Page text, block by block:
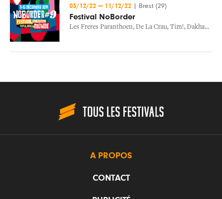
03/12/22 — 11/12/22 Brest (29)
Festival NoBorder
Les Freres Paranthoen, De La Crau, Tim!, Dakhabrakha
A PROPOS
CONTACT